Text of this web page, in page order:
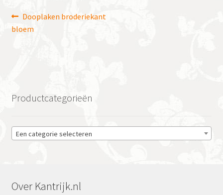
Bericht
navigatie
Vorig
bericht:
Dooplaken broderiekant
bloem
Productcategorieën
Een categorie selecteren
Over Kantrijk.nl